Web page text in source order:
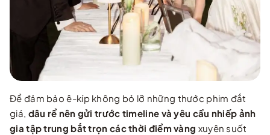
Để đảm bảo ê-kíp không bỏ lỡ những thước phim đắt
giá, dâu rể nên gửi trước timeline và yêu cầu nhiếp ảnh
gia tập trung bắt trọn các thời điểm vàng xuyên suốt